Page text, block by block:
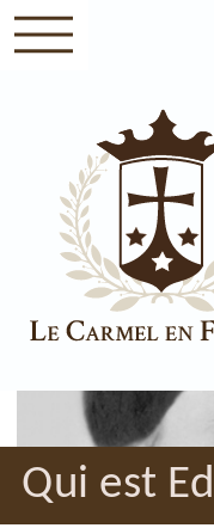
Qui est